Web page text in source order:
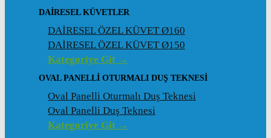
DAIRESEL KÜVETLER
DAİRESEL ÖZEL KÜVET Ø160
DAİRESEL ÖZEL KÜVET Ø150
Kategoriye Git →
OVAL PANELLI OTURMALI DUŞ TEKNESI
Oval Panelli Oturmalı Duş Teknesi
Oval Panelli Duş Teknesi
Kategoriye Git →